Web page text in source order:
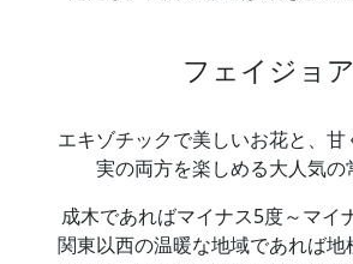
フェイジョア
エキゾチックで美しいお花と、甘
実の両方を楽しめる大人気の
成木であればマイナス5度～マイ
関東以西の温暖な地域であれば地